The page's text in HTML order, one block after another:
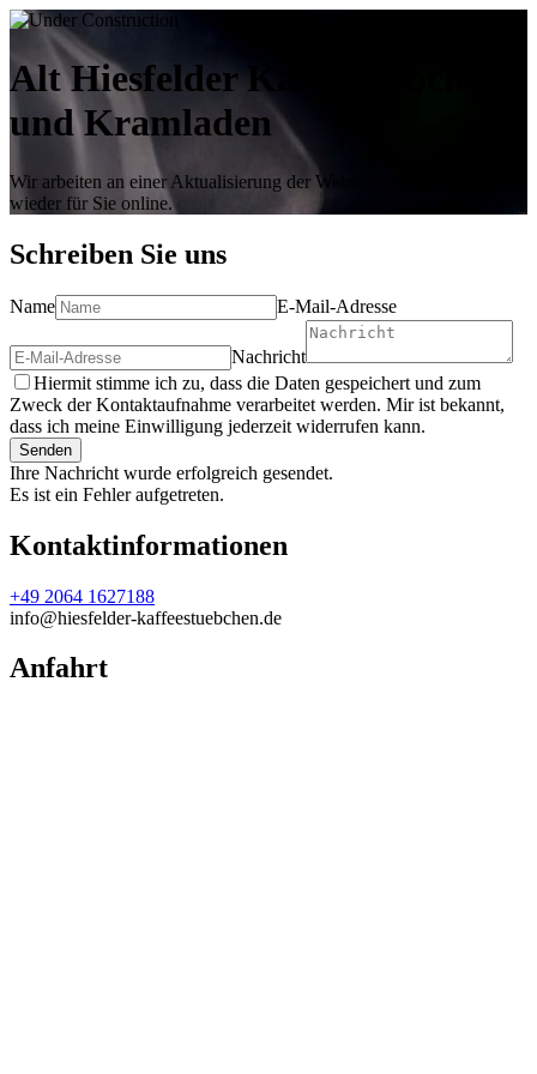
Alt Hiesfelder Kaffeestübchen
und Kramladen
Wir arbeiten an einer Aktualisierung der Website und sind bald
wieder für Sie online.
Schreiben Sie uns
Name E-Mail-Adresse
Nachricht
Hiermit stimme ich zu, dass die Daten gespeichert und zum
Zweck der Kontaktaufnahme verarbeitet werden. Mir ist bekannt,
dass ich meine Einwilligung jederzeit widerrufen kann.
Senden
Ihre Nachricht wurde erfolgreich gesendet.
Es ist ein Fehler aufgetreten.
Kontaktinformationen
+49 2064 1627188
info@hiesfelder-kaffeestuebchen.de
Anfahrt